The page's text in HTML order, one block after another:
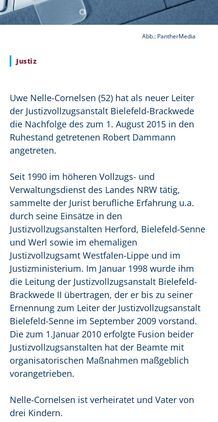
Abb.: PantherMedia
Justiz
Uwe Nelle-Cornelsen (52) hat als neuer Leiter
der Justizvollzugsanstalt Bielefeld-Brackwede
die Nachfolge des zum 1. August 2015 in den
Ruhestand getretenen Robert Dammann
angetreten.
Seit 1990 im höheren Vollzugs- und
Verwaltungsdienst des Landes NRW tätig,
sammelte der Jurist berufliche Erfahrung u.a.
durch seine Einsätze in den
Justizvollzugsanstalten Herford, Bielefeld-Senne
und Werl sowie im ehemaligen
Justizvollzugsamt Westfalen-Lippe und im
Justizministerium. Im Januar 1998 wurde ihm
die Leitung der Justizvollzugsanstalt Bielefeld-
Brackwede II übertragen, der er bis zu seiner
Ernennung zum Leiter der Justizvollzugsanstalt
Bielefeld-Senne im September 2009 vorstand.
Die zum 1.Januar 2010 erfolgte Fusion beider
Justizvollzugsanstalten hat der Beamte mit
organisatorischen Maßnahmen maßgeblich
vorangetrieben.
Nelle-Cornelsen ist verheiratet und Vater von
drei Kindern.